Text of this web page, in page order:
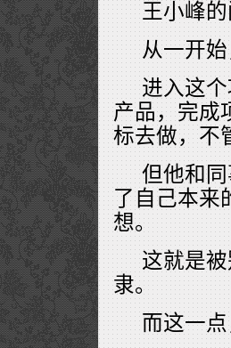
王小峰
从一开
进入这
产品，完成
标去做，不
但他和
了自己本来
想。
这就是
隶。
而这一